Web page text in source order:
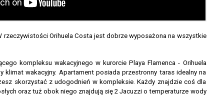
Orihuela Costa jest dobrze wyposażona na wszystkie
kompleksu wakacyjnego w kurorcie Playa Flamenca - Orihuela
wakacyjny. Apartament posiada przestronny taras idealny na
skorzystać z udogodnień w kompleksie. Każdy znajdzie coś dla
oraz tuż obok niego znajdują się 2 Jacuzzi o temperaturze wody